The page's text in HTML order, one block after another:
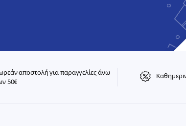
αποστολή για παραγγελίες άνω
50€